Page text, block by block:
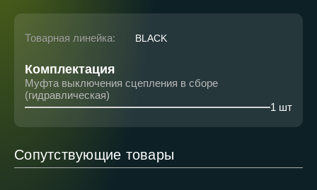
Товарная линейка: BLACK
Комплектация
Муфта выключения сцепления в сборе
(гидравлическая)
1 шт
Сопутствующие товары